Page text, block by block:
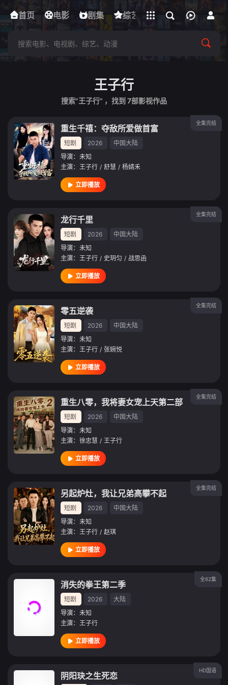
首页 电影 剧集 综艺 动漫 短剧
下载客户端
立即登录
王子行
搜索"王子行" ，找到 7部影视作品
全集完结
重生千禧：夺敌所爱做首富
短剧 2026
中国大陆
导演： 未知
主演： 王子行 / 舒慧 / 杨婧禾
立即播放
全集完结
龙行千里
短剧 2026
中国大陆
导演： 未知
主演： 王子行 / 史玥匀 / 战思函
立即播放
全集完结
零五逆袭
短剧 2026
中国大陆
导演： 未知
主演： 王子行 / 张婉悦
立即播放
全集完结
重生八零，我将妻女宠上天第二部
短剧 2026
中国大陆
导演： 未知
主演： 徐忠慧 / 王子行
立即播放
全集完结
另起炉灶，我让兄弟高攀不起
短剧 2026
中国大陆
导演： 未知
主演： 王子行 / 赵琪
立即播放
全62集
消失的拳王第二季
短剧 2026
大陆
导演： 未知
主演： 王子行
立即播放
HD国语
阴阳玦之生死恋